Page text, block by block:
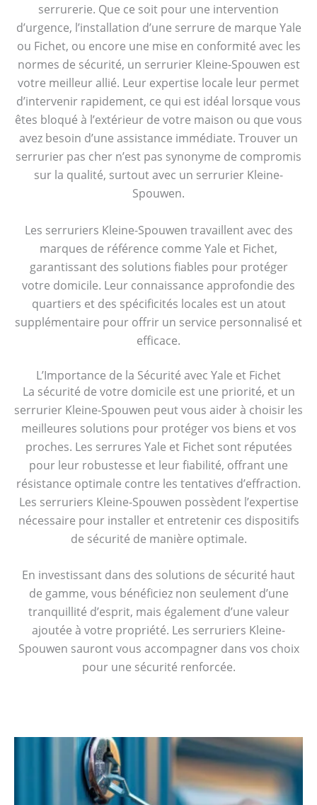
serrurerie. Que ce soit pour une intervention
d’urgence, l’installation d’une serrure de marque Yale
ou Fichet, ou encore une mise en conformité avec les
normes de sécurité, un serrurier Kleine-Spouwen est
votre meilleur allié. Leur expertise locale leur permet
d’intervenir rapidement, ce qui est idéal lorsque vous
êtes bloqué à l’extérieur de votre maison ou que vous
avez besoin d’une assistance immédiate. Trouver un
serrurier pas cher n’est pas synonyme de compromis
sur la qualité, surtout avec un serrurier Kleine-
Spouwen.
Les serruriers Kleine-Spouwen travaillent avec des
marques de référence comme Yale et Fichet,
garantissant des solutions fiables pour protéger
votre domicile. Leur connaissance approfondie des
quartiers et des spécificités locales est un atout
supplémentaire pour offrir un service personnalisé et
efficace.
L’Importance de la Sécurité avec Yale et Fichet
La sécurité de votre domicile est une priorité, et un
serrurier Kleine-Spouwen peut vous aider à choisir les
meilleures solutions pour protéger vos biens et vos
proches. Les serrures Yale et Fichet sont réputées
pour leur robustesse et leur fiabilité, offrant une
résistance optimale contre les tentatives d’effraction.
Les serruriers Kleine-Spouwen possèdent l’expertise
nécessaire pour installer et entretenir ces dispositifs
de sécurité de manière optimale.
En investissant dans des solutions de sécurité haut
de gamme, vous bénéficiez non seulement d’une
tranquillité d’esprit, mais également d’une valeur
ajoutée à votre propriété. Les serruriers Kleine-
Spouwen sauront vous accompagner dans vos choix
pour une sécurité renforcée.